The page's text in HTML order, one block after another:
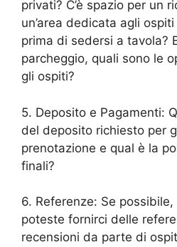
privati? C’è spazio per un
un’area dedicata agli
prima di sedersi a tavola?
parcheggio, quali sono le
gli ospiti?
5. Deposito e Pagamenti:
del deposito richiesto per
prenotazione e qual è la
finali?
6. Referenze: Se
poteste fornirci delle
recensioni da parte di